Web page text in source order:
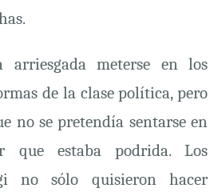
arriesgada meterse en los
de la clase política, pero
no se pretendía sentarse en
estaba podrida. Los
no sólo quisieron hacer